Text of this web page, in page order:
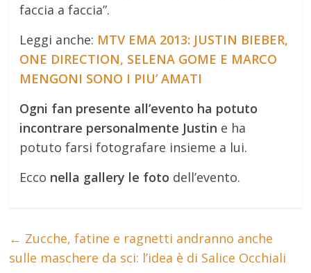
faccia a faccia”.
Leggi anche: MTV EMA 2013: JUSTIN BIEBER,
ONE DIRECTION, SELENA GOME E MARCO
MENGONI SONO I PIU’ AMATI
Ogni fan presente all’evento ha potuto
incontrare personalmente Justin e ha
potuto farsi fotografare insieme a lui.
Ecco nella gallery le foto dell’evento.
← Zucche, fatine e ragnetti andranno anche
sulle maschere da sci: l’idea è di Salice Occhiali